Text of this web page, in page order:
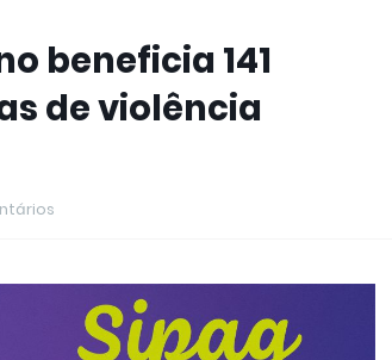
beneficia 141
de violência